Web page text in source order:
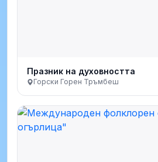
Празник на духовността
Горски Горен Тръмбеш